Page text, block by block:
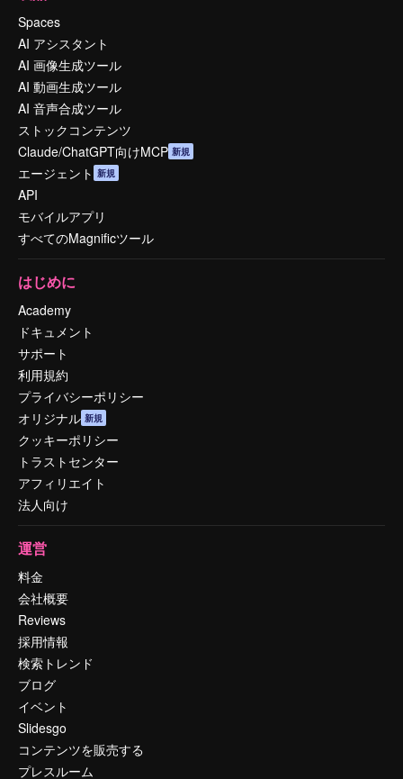
Spaces
AI アシスタント
AI 画像生成ツール
AI 動画生成ツール
AI 音声合成ツール
ストックコンテンツ
Claude/ChatGPT向けMCP 新規
エージェント 新規
API
モバイルアプリ
すべてのMagnificツール
はじめに
Academy
ドキュメント
サポート
利用規約
プライバシーポリシー
オリジナル 新規
クッキーポリシー
トラストセンター
アフィリエイト
法人向け
運営
料金
会社概要
Reviews
採用情報
検索トレンド
ブログ
イベント
Slidesgo
コンテンツを販売する
プレスルーム